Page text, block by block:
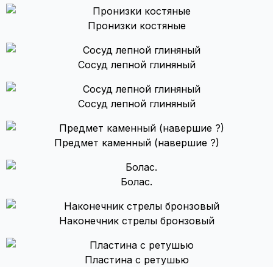
Пронизки костяные
Сосуд лепной глиняный
Сосуд лепной глиняный
Предмет каменный (навершие ?)
Болас.
Наконечник стрелы бронзовый
Пластина с ретушью